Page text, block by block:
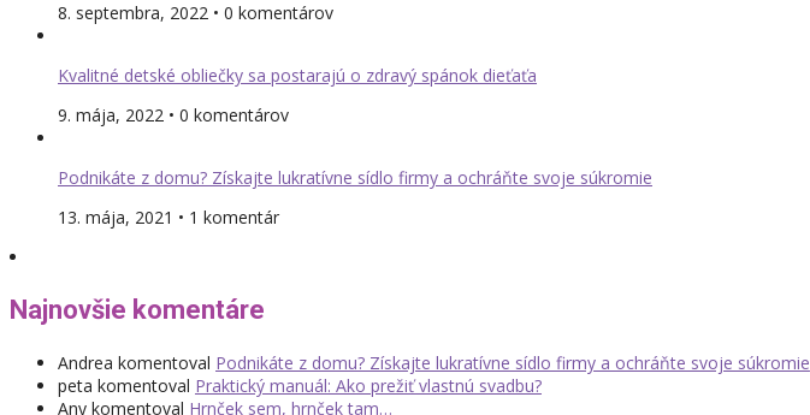
8. septembra, 2022 • 0 komentárov
Kvalitné detské obliečky sa postarajú o zdravý spánok dieťaťa
9. mája, 2022 • 0 komentárov
Podnikáte z domu? Získajte lukratívne sídlo firmy a ochráňte svoje súkromie
13. mája, 2021 • 1 komentár
Najnovšie komentáre
Andrea komentoval Podnikáte z domu? Získajte lukratívne sídlo firmy a ochráňte svoje súkromie
peta komentoval Praktický manuál: Ako prežiť vlastnú svadbu?
Any komentoval Hrnček sem, hrnček tam…